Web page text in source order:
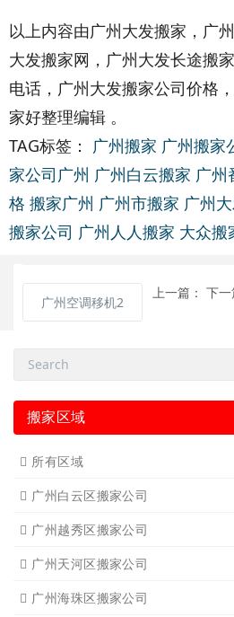
以上内容由广州大发搬家，广
大发搬家网，广州大发长途搬
电话，广州大发搬家公司价格
家好整理编辑 。
TAG标签： 广州搬家 广州搬家
家公司广州 广州白云搬家 广州
格 搬家广州 广州市搬家 广州
搬家公司 广州人人搬家 大众搬
上一篇：
广州空调移机2
下一
搬家区域
所有区域
广州白云区搬家公司
广州越秀区搬家公司
广州天河区搬家公司
广州海珠区搬家公司